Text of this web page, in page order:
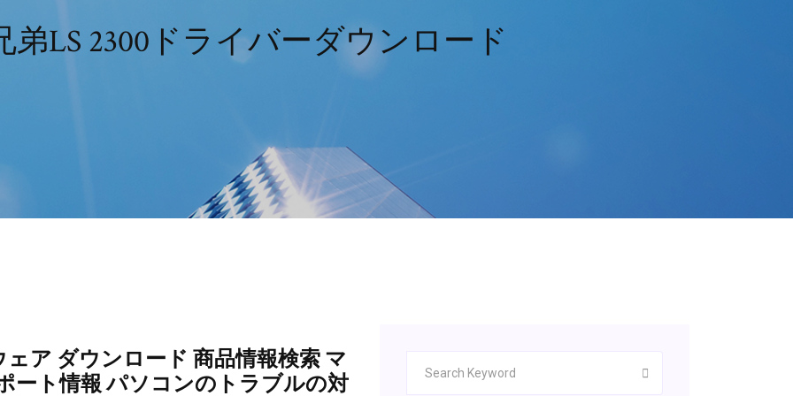
弟LS 2300ドライバーダウンロード
ア ダウンロード 商品情報検索 マ
ート情報 パソコンのトラブルの対